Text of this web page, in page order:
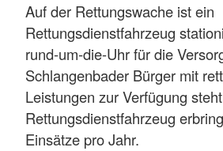
Auf der Rettungswache ist ein
Rettungsdienstfahrzeug
rund-um-die-Uhr für die
Schlangenbader Bürger mit
Leistungen zur Verfügung
Rettungsdienstfahrzeug
Einsätze pro Jahr.